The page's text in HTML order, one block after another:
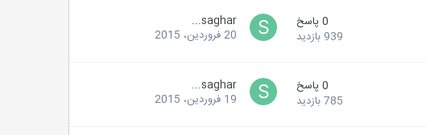
0 پاسخ
939 بازدید
saghar...
20 فروردین، 2015
0 پاسخ
785 بازدید
saghar...
19 فروردین، 2015